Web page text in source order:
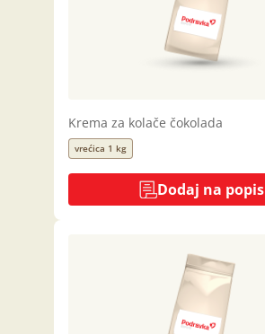
Krema za kolače čokolada
vrećica 1 kg
Dodaj na popis